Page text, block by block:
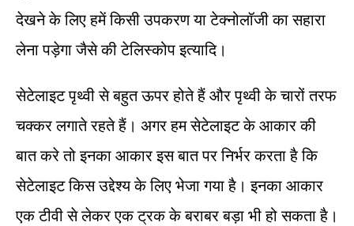
देखने के लिए हमें किसी उपकरण या टेक्नोलॉजी का सहारा
लेना पड़ेगा जैसे की टेलिस्कोप इत्यादि।
सेटेलाइट पृथ्‍वी से बहुत ऊपर होते हैं और पृथ्‍वी के चारों तरफ
चक्‍कर लगाते रहते हैं। अगर हम सेटेलाइट के आकार की
बात करे तो इनका आकार इस बात पर निर्भर करता है कि
सेटेलाइट किस उद्देश्य के लिए भेजा गया है। इनका आकार
एक टीवी से लेकर एक ट्रक के बराबर बड़ा भी हो सकता है।